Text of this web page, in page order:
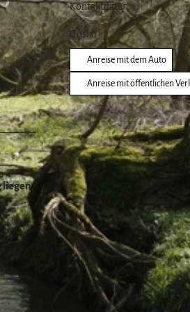
liegen
Kontaktdaten
Goslar
Anreise mit dem Auto
Anreise mit öffentlichen